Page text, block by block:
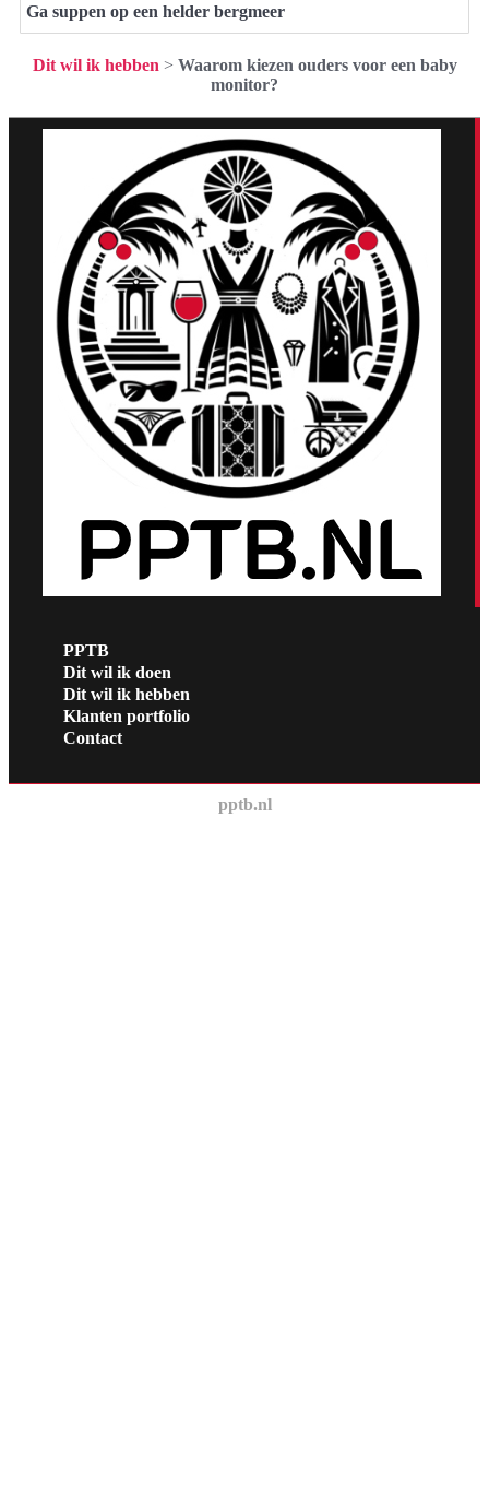
Ga suppen op een helder bergmeer
Dit wil ik hebben > Waarom kiezen ouders voor een baby
monitor?
PPTB
Dit wil ik doen
Dit wil ik hebben
Klanten portfolio
Contact
pptb.nl